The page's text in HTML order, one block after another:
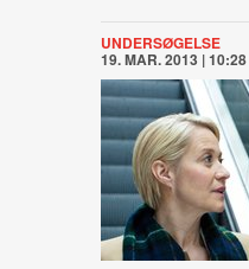
UNDERSØGELSE
19. MAR. 2013 | 10:28